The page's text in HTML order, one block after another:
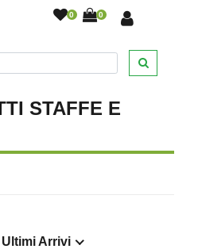
0 0
Staffe e Supporti TV/
STAFFE E
Ultimi Arrivi